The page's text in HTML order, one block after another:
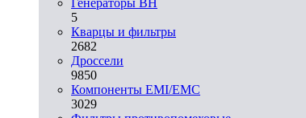
5
Кварцы и фильтры
2682
Дроссели
9850
Компоненты EMI/EMC
3029